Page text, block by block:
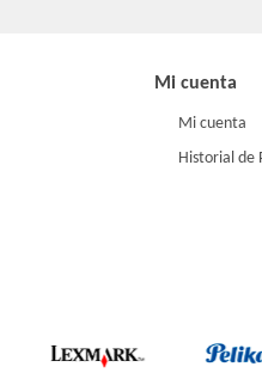
Mi cuenta
Mi cuenta
Historial de